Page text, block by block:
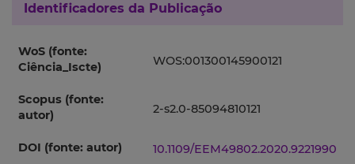
Identificadores da Publicação
WoS (fonte:
Ciência_Iscte)
WOS:001300145900121
Scopus (fonte:
autor)
2-s2.0-85094810121
DOI (fonte: autor) 10.1109/EEM49802.2020.9221990